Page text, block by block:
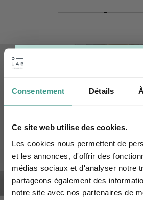
Consentement Détails
Ce site web utilise des cookies.
Les cookies nous permettent de
et les annonces, d'offrir des
médias sociaux et d'analyser notre
partageons également des
notre site avec nos partenaires de
firstname
Email